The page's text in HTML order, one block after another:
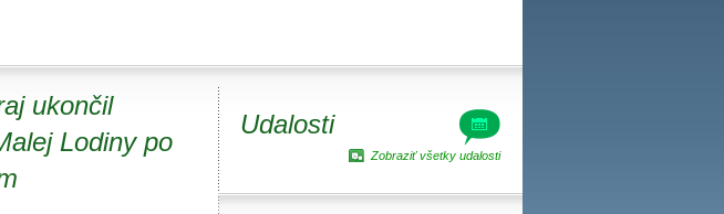
ukončil
Lodiny po
Udalosti
Zobraziť všetky udalosti